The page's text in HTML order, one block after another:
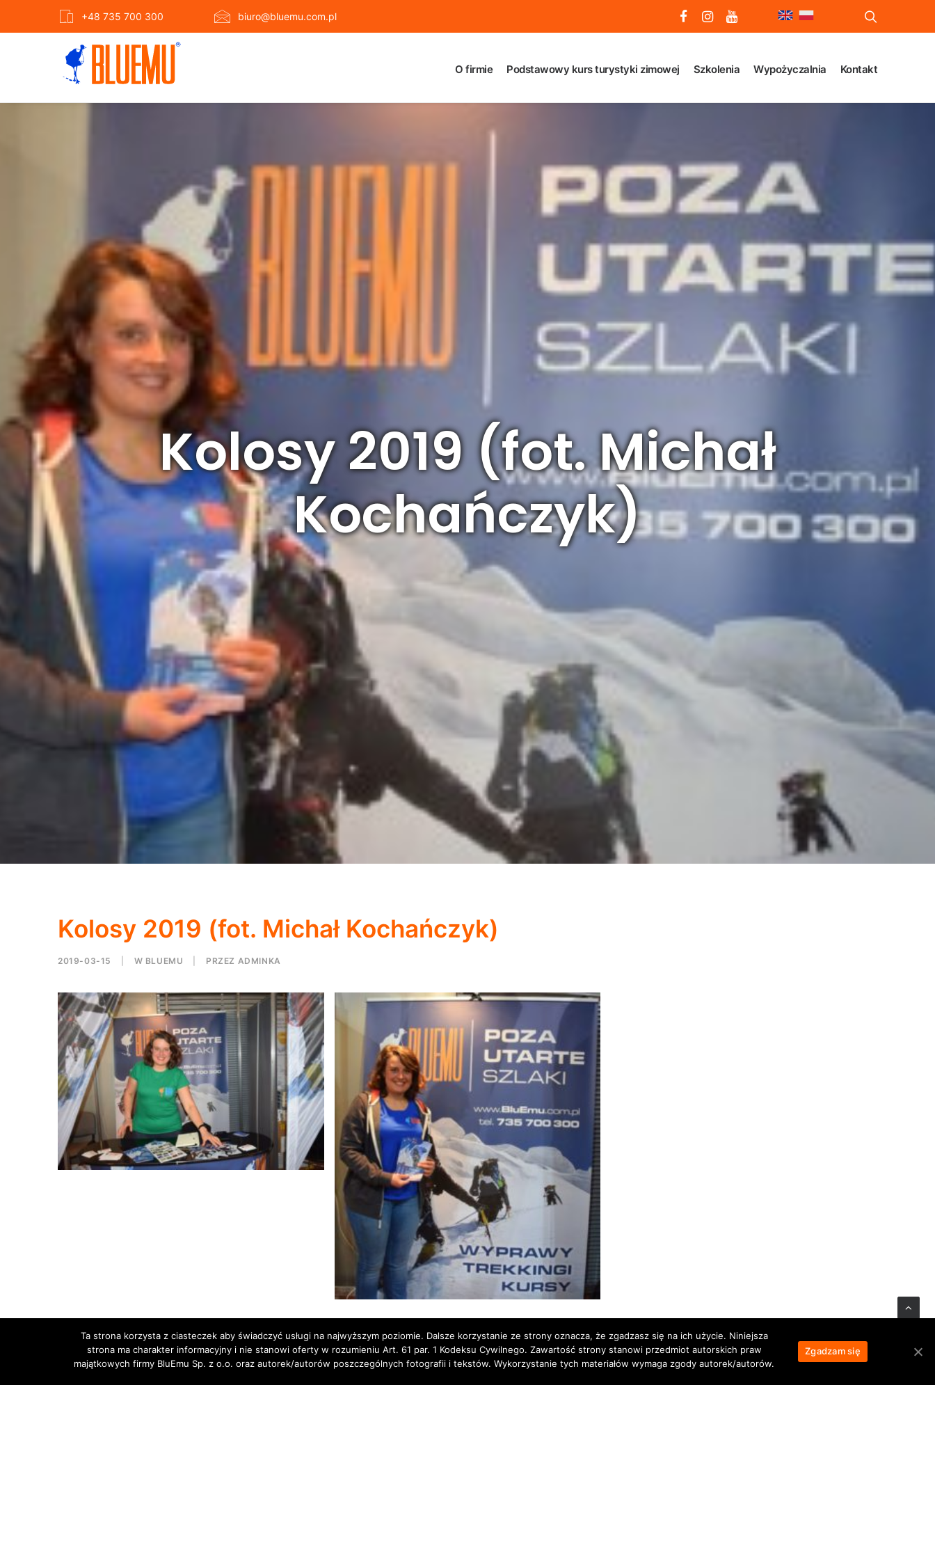
+48 735 700 300 biuro@bluemu.com.pl
O firmie Podstawowy kurs turystyki zimowej Szkolenia Wypożyczalnia Kontakt
Kolosy 2019 (fot. Michał
Kochańczyk)
Kolosy 2019 (fot. Michał Kochańczyk)
2019-03-15 W BLUEMU PRZEZ ADMINKA
Ta strona korzysta z ciasteczek aby świadczyć usługi na najwyższym poziomie. Dalsze korzystanie ze strony oznacza, że zgadzasz się na ich użycie. Niniejsza
strona ma charakter informacyjny i nie stanowi oferty w rozumieniu Art. 61 par. 1 Kodeksu Cywilnego. Zawartość strony stanowi przedmiot autorskich praw
majątkowych firmy BluEmu Sp. z o.o. oraz autorek/autorów poszczególnych fotografii i tekstów. Wykorzystanie tych materiałów wymaga zgody autorek/autorów.
Zgadzam się